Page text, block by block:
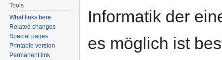
Informatik der
es möglich ist
Tools
What links here
Related changes
Special pages
Printable version
Permanent link